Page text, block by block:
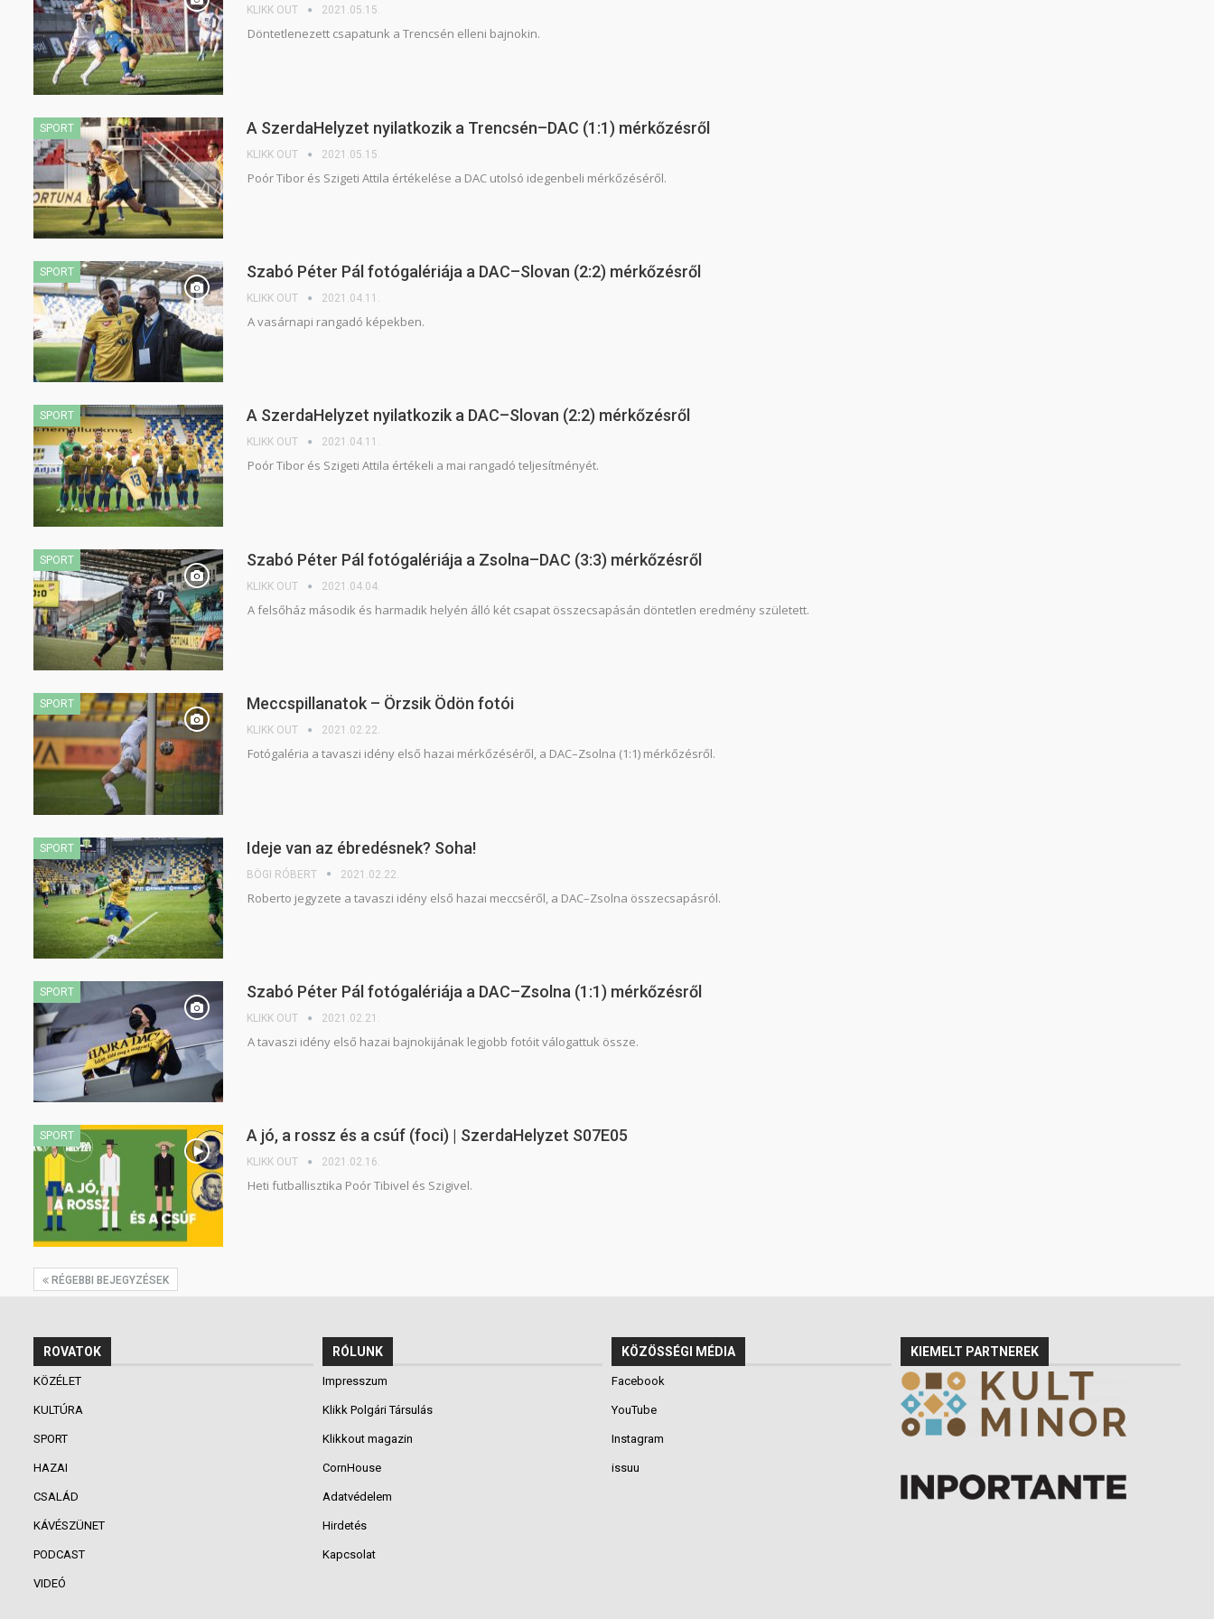
KLIKK OUT 2021.05.15.
Döntetlenezett csapatunk a Trencsén elleni bajnokin.
SPORT A SzerdaHelyzet nyilatkozik a Trencsén–DAC (1:1) mérkőzésről
KLIKK OUT 2021.05.15.
Poór Tibor és Szigeti Attila értékelése a DAC utolsó idegenbeli mérkőzéséről.
SPORT Szabó Péter Pál fotógalériája a DAC–Slovan (2:2) mérkőzésről
KLIKK OUT 2021.04.11.
A vasárnapi rangadó képekben.
SPORT A SzerdaHelyzet nyilatkozik a DAC–Slovan (2:2) mérkőzésről
KLIKK OUT 2021.04.11.
Poór Tibor és Szigeti Attila értékeli a mai rangadó teljesítményét.
SPORT Szabó Péter Pál fotógalériája a Zsolna–DAC (3:3) mérkőzésről
KLIKK OUT 2021.04.04.
A felsőház második és harmadik helyén álló két csapat összecsapásán döntetlen eredmény született.
SPORT Meccspillanatok – Örzsik Ödön fotói
KLIKK OUT 2021.02.22.
Fotógaléria a tavaszi idény első hazai mérkőzéséről, a DAC–Zsolna (1:1) mérkőzésről.
SPORT Ideje van az ébredésnek? Soha!
BÖGI RÓBERT 2021.02.22.
Roberto jegyzete a tavaszi idény első hazai meccséről, a DAC–Zsolna összecsapásról.
SPORT Szabó Péter Pál fotógalériája a DAC–Zsolna (1:1) mérkőzésről
KLIKK OUT 2021.02.21.
A tavaszi idény első hazai bajnokijának legjobb fotóit válogattuk össze.
SPORT A jó, a rossz és a csúf (foci) | SzerdaHelyzet S07E05
KLIKK OUT 2021.02.16.
Heti futballisztika Poór Tibivel és Szigivel.
RÉGEBBI BEJEGYZÉSEK
ROVATOK
KÖZÉLET
KULTÚRA
SPORT
HAZAI
CSALÁD
KÁVÉSZÜNET
PODCAST
VIDEÓ
RÓLUNK
Impresszum
Klikk Polgári Társulás
Klikkout magazin
CornHouse
Adatvédelem
Hirdetés
Kapcsolat
KÖZÖSSÉGI MÉDIA
Facebook
YouTube
Instagram
issuu
KIEMELT PARTNEREK